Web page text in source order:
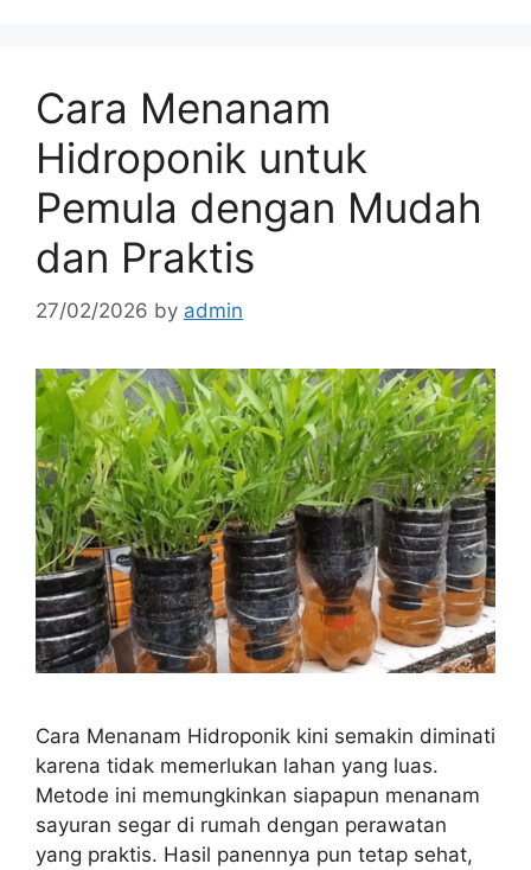
Cara Menanam
Hidroponik untuk
Pemula dengan Mudah
dan Praktis
27/02/2026 by admin
Cara Menanam Hidroponik kini semakin diminati
karena tidak memerlukan lahan yang luas.
Metode ini memungkinkan siapapun menanam
sayuran segar di rumah dengan perawatan
yang praktis. Hasil panennya pun tetap sehat,